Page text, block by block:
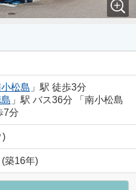
松島 」駅 徒歩3分
」駅 バス36分 「南小松島
7分
)
築16年)